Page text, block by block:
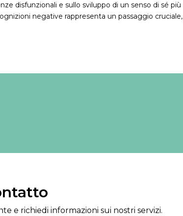
disfunzionali e sullo sviluppo di un senso di sé più
negative rappresenta un passaggio cruciale,
e richiedi informazioni sui nostri servizi.